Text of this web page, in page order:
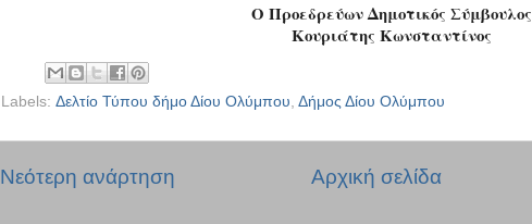
Ο Προεδρεύων Δημοτικός Σύμβουλος
Κουριάτης Κωνσταντίνος
Labels: Δελτίο Τύπου δήμο Δίου Ολύμπου Δήμος Δίου Ολύμπου
Νεότερη ανάρτηση Αρχική σελίδα